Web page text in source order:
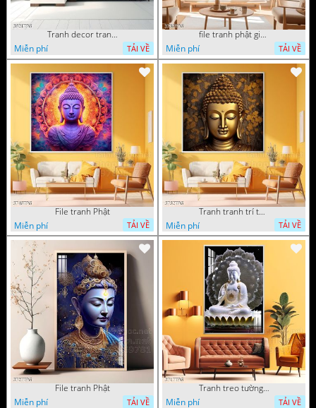
Tranh decor trang trí tường Phật giáo
Miễn phí
TẢI VỀ
file tranh phật giáo mẫu mới nhất
Miễn phí
TẢI VỀ
File tranh Phật
Miễn phí
TẢI VỀ
Tranh tranh trí tường phật giáo sang trọng
Miễn phí
TẢI VỀ
File tranh Phật
Miễn phí
TẢI VỀ
Tranh treo tường phật giáo
Miễn phí
TẢI VỀ